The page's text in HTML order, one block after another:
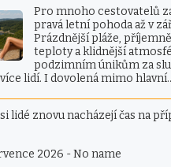
Pro mnoho cestovatelů
pravá letní pohoda až v
Prázdnější pláže,
teploty a klidnější
podzimním únikům za
lidí. I dovolená mimo
lidé znovu nacházejí čas na
2026 -No name